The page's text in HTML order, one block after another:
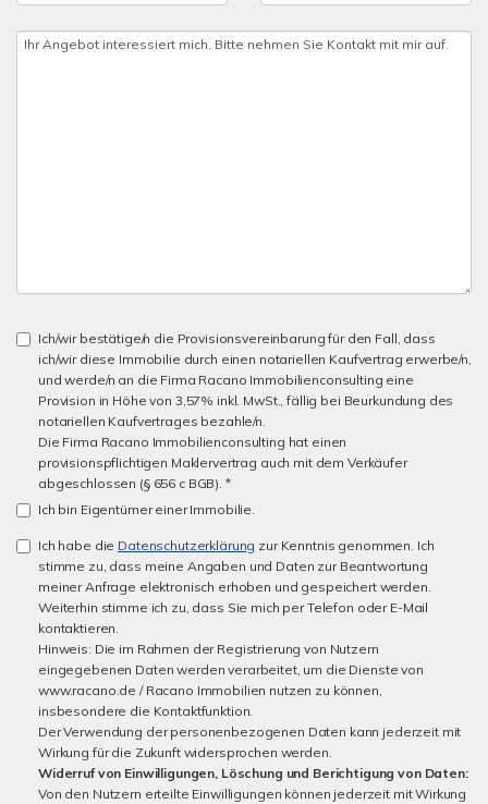
Ich/wir bestätige/n die Provisionsvereinbarung für den Fall, dass
ich/wir diese Immobilie durch einen notariellen Kaufvertrag erwerbe/n,
und werde/n an die Firma Racano Immobilienconsulting eine
Provision in Höhe von 3,57% inkl. MwSt., fällig bei Beurkundung des
notariellen Kaufvertrages bezahle/n.
Die Firma Racano Immobilienconsulting hat einen
provisionspflichtigen Maklervertrag auch mit dem Verkäufer
abgeschlossen (§ 656 c BGB). *
Ich bin Eigentümer einer Immobilie.
Ich habe die Datenschutzerklärung zur Kenntnis genommen. Ich
stimme zu, dass meine Angaben und Daten zur Beantwortung
meiner Anfrage elektronisch erhoben und gespeichert werden.
Weiterhin stimme ich zu, dass Sie mich per Telefon oder E-Mail
kontaktieren.
Hinweis: Die im Rahmen der Registrierung von Nutzern
eingegebenen Daten werden verarbeitet, um die Dienste von
www.racano.de / Racano Immobilien nutzen zu können,
insbesondere die Kontaktfunktion.
Der Verwendung der personenbezogenen Daten kann jederzeit mit
Wirkung für die Zukunft widersprochen werden.
Widerruf von Einwilligungen, Löschung und Berichtigung von Daten:
Von den Nutzern erteilte Einwilligungen können jederzeit mit Wirkung